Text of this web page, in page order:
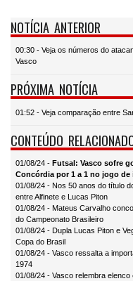
NOTÍCIA ANTERIOR
00:30 - Veja os números do
Vasco
PRÓXIMA NOTÍCIA
01:52 - Veja comparação entre
CONTEÚDO
01/08/24 - Futsal: Vasco sofre
Concórdia por 1 a 1 no jogo
01/08/24 - Nos 50 anos do título
entre Alfinete e Lucas Piton
01/08/24 - Mateus Carvalho
do Campeonato Brasileiro
01/08/24 - Dupla Lucas Piton e
Copa do Brasil
01/08/24 - Vasco ressalta a
1974
01/08/24 - Vasco relembra